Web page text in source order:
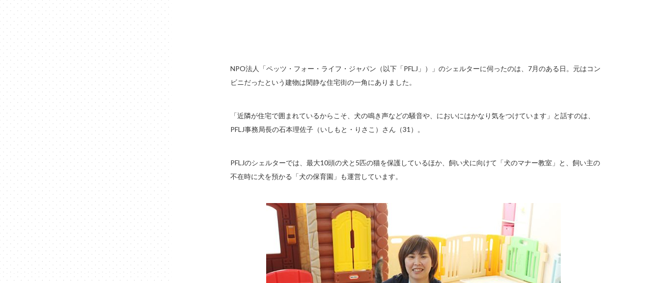
NPO法人「ペッツ・フォー・ライフ・ジャパン（以下「PFLJ」）」のシェルターに伺ったのは、7月のある日。元はコン
ビニだったという建物は閑静な住宅街の一角にありました。
「近隣が住宅で囲まれているからこそ、犬の鳴き声などの騒音や、においにはかなり気をつけています」と話すのは、
PFLJ事務局長の石本理佐子（いしもと・りさこ）さん（31）。
PFLJのシェルターでは、最大10頭の犬と5匹の猫を保護しているほか、飼い犬に向けて「犬のマナー教室」と、飼い主の
不在時に犬を預かる「犬の保育園」も運営しています。